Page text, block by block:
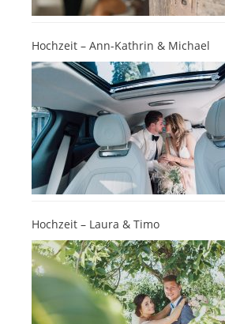
Hochzeit – Ann-Kathrin & Michael
Hochzeit – Laura & Timo